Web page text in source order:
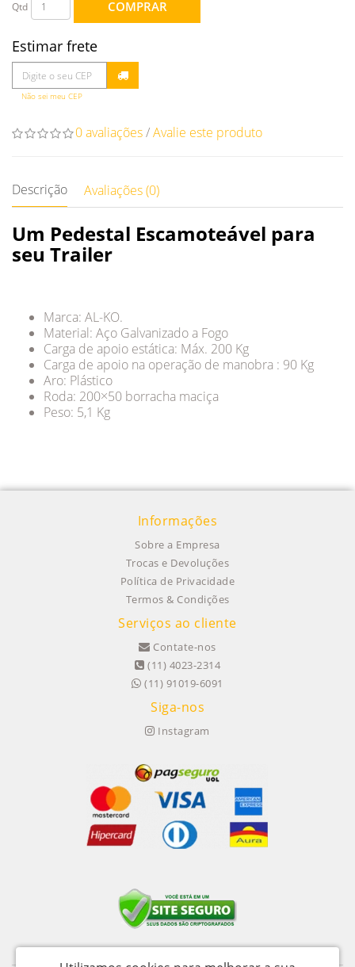
Qtd COMPRAR
Estimar frete
Não sei meu CEP
0 avaliações/Avalie este produto
Descrição Avaliações (0)
Um Pedestal Escamoteável para
seu Trailer
Marca: AL-KO.
Material: Aço Galvanizado a Fogo
Carga de apoio estática: Máx. 200 Kg
Carga de apoio na operação de manobra : 90 Kg
Aro: Plástico
Roda: 200×50 borracha maciça
Peso: 5,1 Kg
Informações
Sobre a Empresa
Trocas e Devoluções
Política de Privacidade
Termos & Condições
Serviços ao cliente
Contate-nos
(11) 4023-2314
(11) 91019-6091
Siga-nos
Instagram